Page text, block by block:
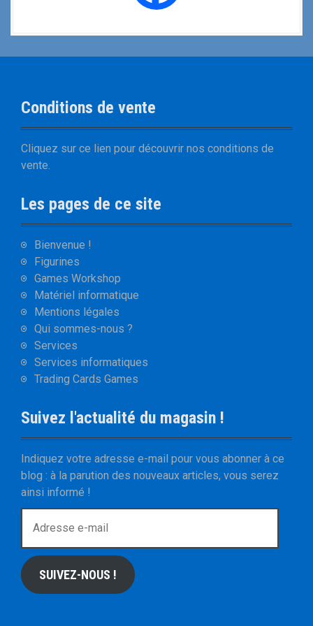
Conditions de vente
Cliquez sur ce lien pour découvrir nos conditions de
vente.
Les pages de ce site
Bienvenue !
Figurines
Games Workshop
Matériel informatique
Mentions légales
Qui sommes-nous ?
Services
Services informatiques
Trading Cards Games
Suivez l'actualité du magasin !
Indiquez votre adresse e-mail pour vous abonner à ce
blog : à la parution des nouveaux articles, vous serez
ainsi informé !
r
e
s
SUIVEZ-NOUS !